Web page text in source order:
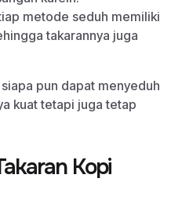
metode seduh memiliki
takarannya juga
pun dapat menyeduh
kuat tetapi juga tetap
Kopi